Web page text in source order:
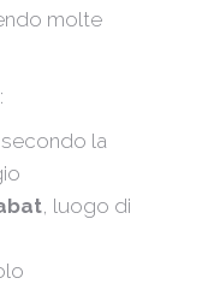
molte
secondo la
, luogo di